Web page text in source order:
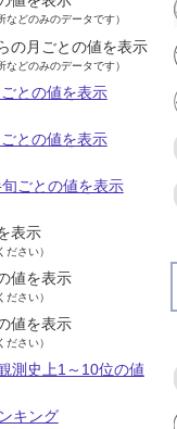
などのみのデータです）
の月ごとの値を表示
などのみのデータです）
との値を表示
との値を表示
ごとの値を表示
表示
ださい）
値を表示
ださい）
値を表示
ださい）
測史上1～10位の値
キング